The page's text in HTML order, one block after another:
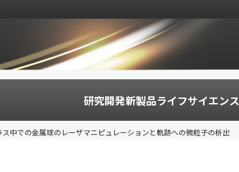
研究開発新製品ライフサイエンス
ス中での金属球のレーザマニピュレーションと軌跡への微粒子の析出